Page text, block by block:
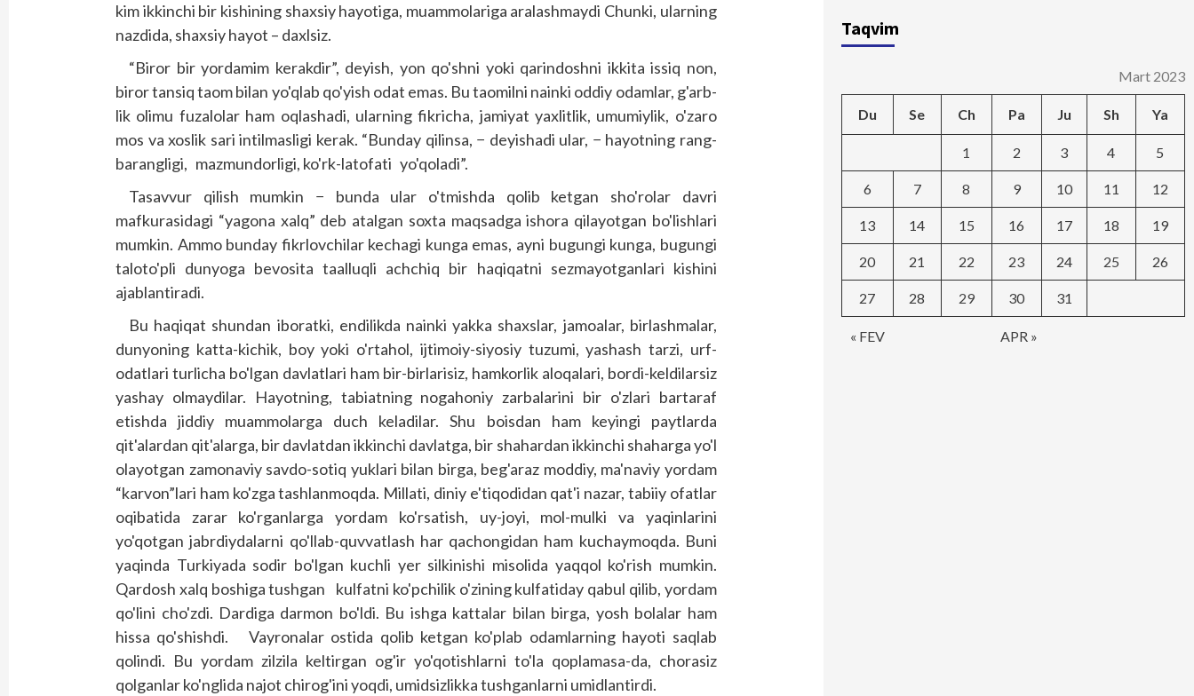
kim ikkinchi bir kishining shaxsiy hayotiga, muammolariga aralashmaydi Chunki, ularning
nazdida, shaxsiy hayot – daxlsiz.
“Biror bir yordamim kerakdir”, deyish, yon qo'shni yoki qarindoshni ikkita issiq non,
biror tansiq taom bilan yo'qlab qo'yish odat emas. Bu taomilni nainki oddiy odamlar, g'arb­
lik olimu fuzalolar ham oqlashadi, ularning fik­richa, jamiyat yaxlitlik, umumiylik, o'zaro
mos va xoslik sari intilmasligi kerak. “Bunday qilinsa, − deyishadi ular, − hayotning rang-
barangligi, mazmundorligi, ko'rk-latofati yo'qoladi”.
Tasavvur qilish mumkin − bunda ular o'tmishda qolib ketgan sho'rolar davri
mafkurasidagi “yagona xalq” deb atalgan soxta maqsadga ishora qilayotgan bo'lishlari
mumkin. Ammo bunday fikrlovchilar kechagi kunga emas, ayni bugungi kunga, bugungi
taloto'pli dunyoga bevosita taalluqli achchiq bir haqiqatni sezmayotganlari kishini
ajablantiradi.
Bu haqiqat shundan iboratki, endilikda nainki yakka shaxslar, jamoalar, birlashmalar,
dunyoning katta-kichik, boy yoki o'rtahol, ijtimoiy-siyosiy tuzumi, yashash tarzi, urf-
odatlari turlicha bo'lgan davlatlari ham bir-birlarisiz, hamkorlik aloqalari, bordi-keldilarsiz
yashay olmaydilar. Hayotning, tabiatning nogahoniy zarbalarini bir o'zlari bartaraf
etishda jiddiy muammolarga duch keladilar. Shu boisdan ham keyingi paytlarda
qit'alardan qit'alarga, bir davlatdan ikkinchi davlatga, bir shahardan ikkinchi shaharga yo'l
olayotgan zamonaviy savdo-sotiq yuklari bilan birga, beg'araz moddiy, ma'naviy yordam
“karvon”lari ham ko'zga tashlanmoqda. Millati, diniy e'tiqodidan qat'i nazar, tabiiy ofatlar
oqibatida zarar ko'rganlarga yordam ko'rsatish, uy-joyi, mol-mulki va yaqinlarini
yo'qotgan jabrdiydalarni qo'llab-quvvatlash har qachongidan ham kuchaymoqda. Buni
yaqinda Turkiyada sodir bo'lgan kuchli yer silkinishi misolida yaqqol ko'rish mumkin.
Qardosh xalq boshiga tushgan kulfatni ko'pchilik o'zining kulfatiday qabul qilib, yordam
qo'lini cho'zdi. Dardiga darmon bo'ldi. Bu ishga kattalar bilan birga, yosh bolalar ham
hissa qo'shishdi. Vayronalar ostida qolib ketgan ko'plab odamlarning hayoti saqlab
qolindi. Bu yordam zilzila keltirgan og'ir yo'qotishlarni to'la qoplamasa-da, chorasiz
qolganlar ko'nglida najot chirog'ini yoqdi, umidsizlikka tushganlarni umidlantirdi.
Taqvim
Mart 2023
Du Se Ch Pa Ju Sh Ya
« FEV APR »
1 2 3 4 5
6 7 8 9 10 11 12
13 14 15 16 17 18 19
20 21 22 23 24 25 26
27 28 29 30 31